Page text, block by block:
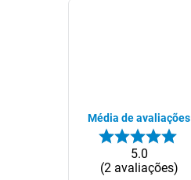
Média de avaliações
5.0
2 avaliações